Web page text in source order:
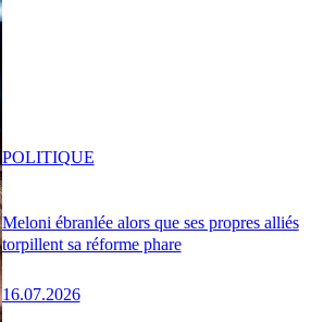
Meloni ébranlée alors que ses propres alliés
torpillent sa réforme phare
16.07.2026
POLITIQUE